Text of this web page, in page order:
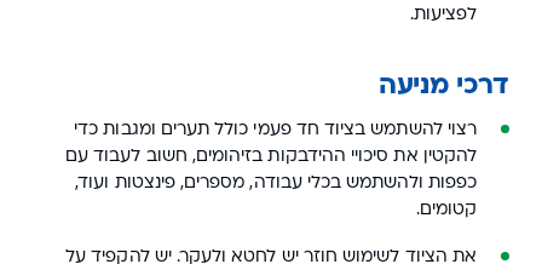
לפציעות.
דרכי מניעה
רצוי להשתמש בציוד חד פעמי כולל תערים ומגבות כדי
להקטין את סיכויי ההידבקות בזיהומים, חשוב לעבוד עם
כפפות ולהשתמש בכלי עבודה, מספרים, פינצטות ועוד,
קטומים.
את הציוד לשימוש חוזר יש לחטא ולעקר. יש להקפיד על